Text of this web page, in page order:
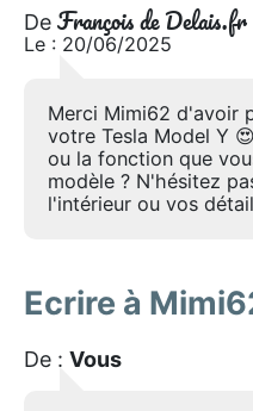
De François de Delais.fr
Le : 20/06/2025
Merci Mimi62 d'avoir
votre Tesla Model Y
ou la fonction que
modèle ? N'hésitez
l'intérieur ou vos
Ecrire à
De : Vous